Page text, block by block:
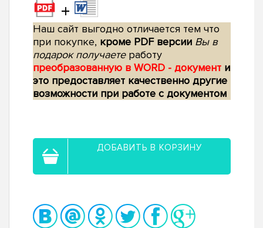
+
Наш сайт выгодно отличается тем что
при покупке, кроме PDF версии Вы в
подарок получаетеработу
преобразованную в WORD - документ и
это предоставляет качественно другие
возможности при работе с документом
ДОБАВИТЬ В КОРЗИНУ